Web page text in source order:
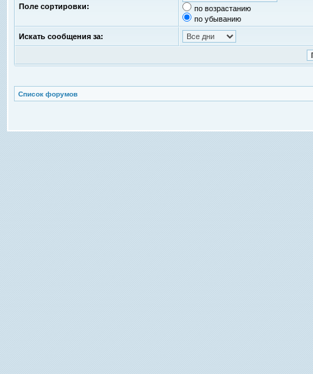
Поле сортировки:
по возрастанию
по убыванию
Искать сообщения за:
Список форумов